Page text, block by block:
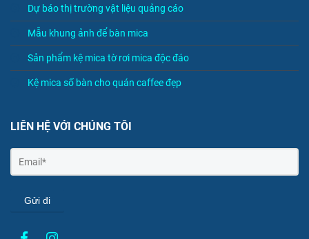
Dự báo thị trường vật liệu quảng cáo
Mẫu khung ảnh để bàn mica
Sản phẩm kệ mica tờ rơi mica độc đáo
Kệ mica số bàn cho quán caffee đẹp
LIÊN HỆ VỚI CHÚNG TÔI
Gửi đi